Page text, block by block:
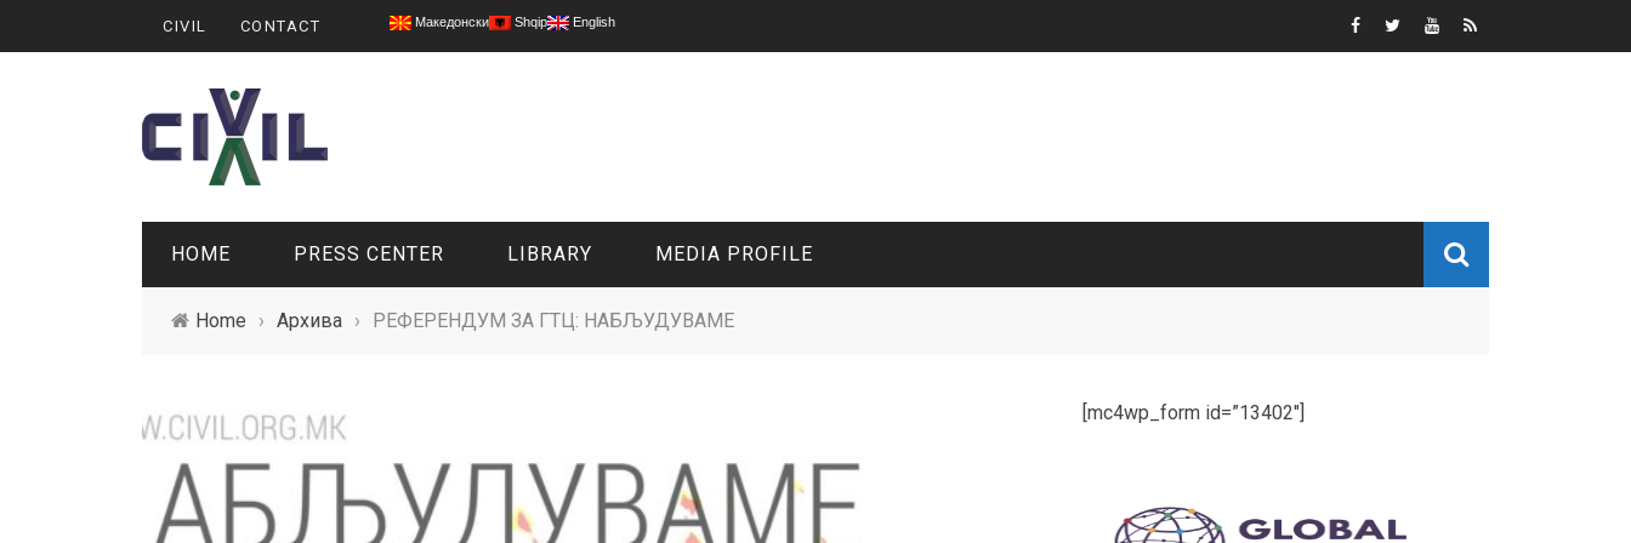
CIVIL CONTACT Македонски Shqip English
HOME PRESS CENTER LIBRARY MEDIA PROFILE
Home › Архива › РЕФЕРЕНДУМ ЗА ГТЦ: НАБЉУДУВАМЕ
[mc4wp_form id=”13402″]